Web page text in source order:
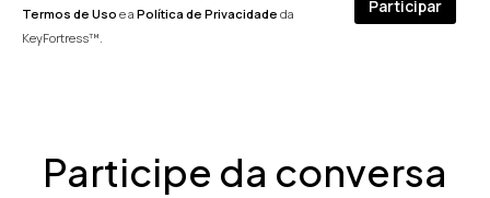
Termos de Uso e a Política de Privacidade da
KeyFortress™.
Participe da conversa